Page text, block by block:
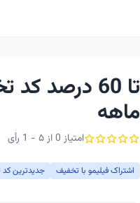
تا 60
ماهه
امتیاز 0 از ۵ - 1 رأی
اشتراک فیلیمو با تخفیف جدیدترین کد